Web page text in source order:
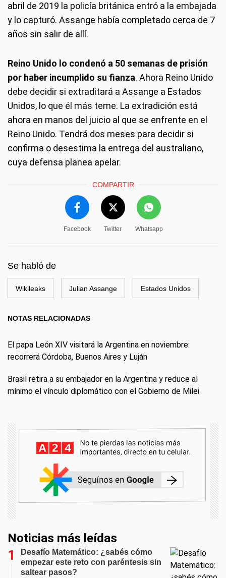
abril de 2019 la policía británica entró a la embajada
y lo capturó. Assange había completado cerca de 7
años sin salir de allí.
Reino Unido lo condenó a 50 semanas de prisión
por haber incumplido su fianza. Ahora Reino Unido
debe decidir si extraditará a Assange a Estados
Unidos, lo que él más teme. La extradición está
ahora en manos del juicio al que se enfrente en el
Reino Unido. Tendrá dos meses para decidir si
confirma o desestima la entrega del australiano,
cuya defensa planea apelar.
COMPARTIR
Facebook Twitter Whatsapp
Se habló de
Wikileaks Julian Assange Estados Unidos
NOTAS RELACIONADAS
El papa León XIV visitará la Argentina en noviembre:
recorrerá Córdoba, Buenos Aires y Luján
Brasil retira a su embajador en la Argentina y reduce al
mínimo el vínculo diplomático con el Gobierno de Milei
Noticias más leídas
Desafío Matemático: ¿sabés cómo
empezar este reto con paréntesis sin
saltear pasos?